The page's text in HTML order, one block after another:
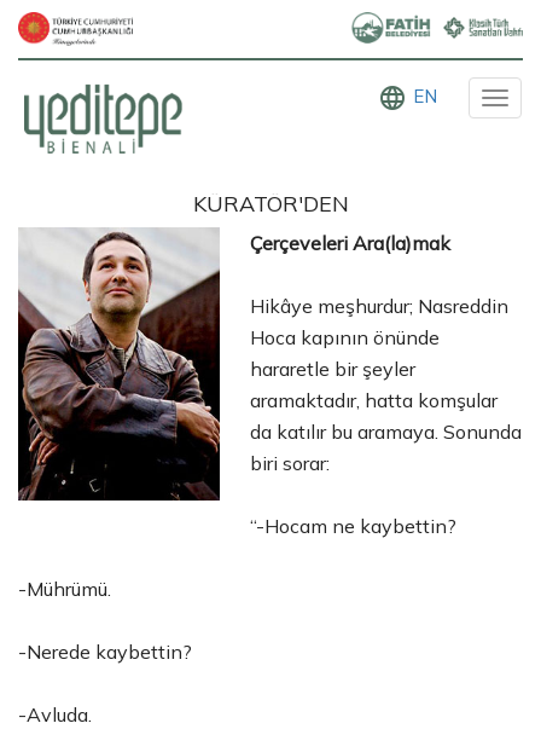
language EN
KÜRATÖR'DEN
Çerçeveleri Ara(la)mak
Hikâye meşhurdur; Nasreddin
Hoca kapının önünde
hararetle bir şeyler
aramaktadır, hatta komşular
da katılır bu aramaya. Sonunda
biri sorar:
‘‘-Hocam ne kaybettin?
-Mührümü.
-Nerede kaybettin?
-Avluda.